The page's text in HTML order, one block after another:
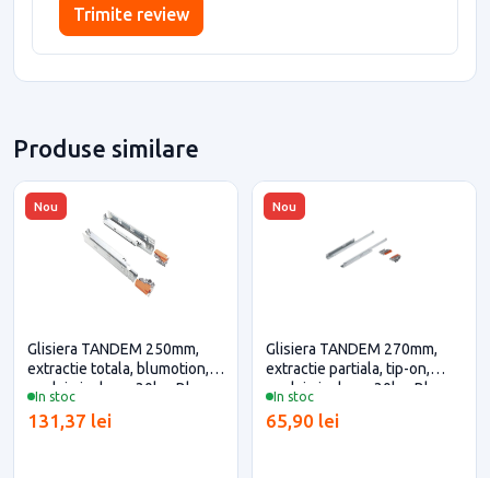
Trimite review
Produse similare
Nou
In stoc
Glisiera TANDEM 250mm,
extractie totala, blumotion,
cuplaje incluse, 30kg, Blum
eficiente
131,37 lei
Nou
In stoc
Glisiera TANDEM 270mm,
extractie partiala, tip-on,
cuplaje incluse, 30kg, Blum
eficiente
65,90 lei